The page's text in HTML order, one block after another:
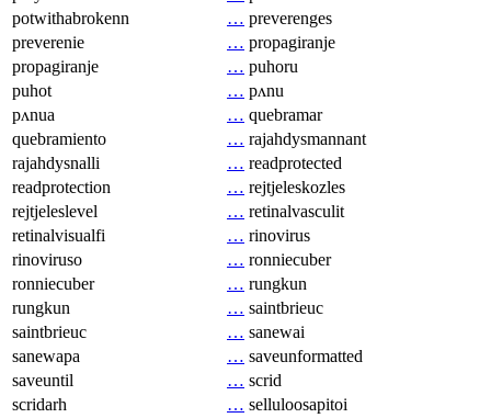
potwithabrokenn
… preverenges
preverenie
… propagiranje
propagiranje
… puhoru
puhot
… pʌnu
pʌnua
… quebramar
quebramiento
… rajahdysmannant
rajahdysnalli
… readprotected
readprotection
… rejtjeleskozles
rejtjeleslevel
… retinalvasculit
retinalvisualfi
… rinovirus
rinoviruso
… ronniecuber
ronniecuber
… rungkun
rungkun
… saintbrieuc
saintbrieuc
… sanewai
sanewapa
… saveunformatted
saveuntil
… scrid
scridarh
… selluloosapitoi